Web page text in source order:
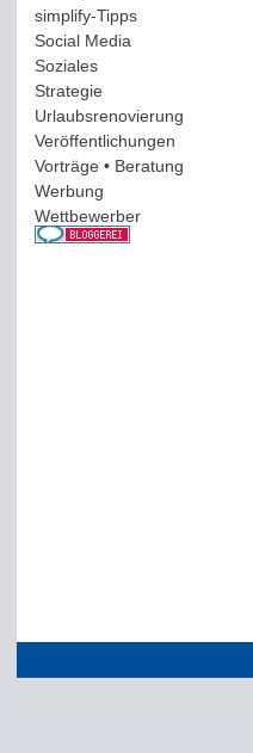
simplify-Tipps(123)
Social Media
Soziales(37)
Strategie(220)
Urlaubsrenovierung
Veröffentlichungen
Vorträge • Beratung
Werbung
Wettbewerber(61)